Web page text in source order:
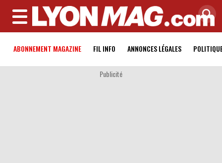
MENU
ABONNEMENT MAGAZINE FIL INFO ANNONCES LÉGALES
Publicité